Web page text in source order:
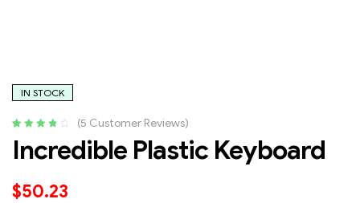
IN STOCK
out of 5
ratings
(5 Customer Reviews)
Incredible Plastic Keyboard
$50.23